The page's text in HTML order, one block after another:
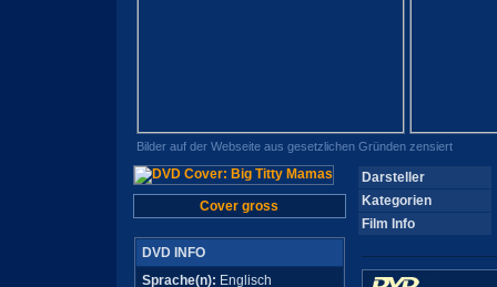
Bilder auf der Webseite aus gesetzlichen Gründen zensiert
Cover gross
DVD INFO
Sprache(n): Englisch
Darsteller
Kategorien
Film Info